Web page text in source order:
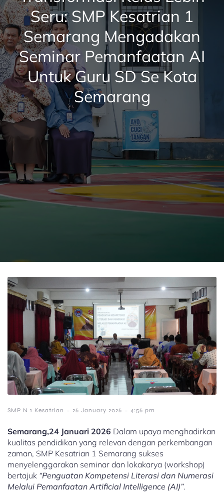
Seru: SMP Kesatrian 1
Semarang Mengadakan
Seminar Pemanfaatan AI
Untuk Guru SD Se Kota
Semarang
SMP N 1 Kesatrian - 26 January 2026 - 4:56 pm
Semarang,24 Januari 2026 Dalam upaya menghadirkan
kualitas pendidikan yang relevan dengan perkembangan
zaman, SMP Kesatrian 1 Semarang sukses
menyelenggarakan seminar dan lokakarya (workshop)
bertajuk “Penguatan Kompetensi Literasi dan Numerasi
Melalui Pemanfaatan Artificial Intelligence (AI)”.